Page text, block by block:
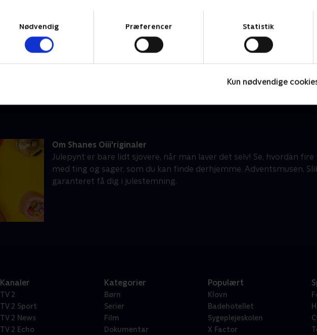
Nødvendig
Præferencer Statistik
Kun nødvendige
Om Shanes Oiii'riginaler
Julepynt er bare lidt sjovere, når man laver det selv! Se, hvordan
med ting og sager, som du kan finde derhjemme. Adventsmusen,
garanteret få dig i julestemning.
Kanaler
TV 2
TV 2 Sport
TV 2 News
TV 2 Echo
Kategorier
Børn
Serier
Film
Dokumentar
Populært
Klovn
Badehotellet
Sygeplejeskolen
X Factor